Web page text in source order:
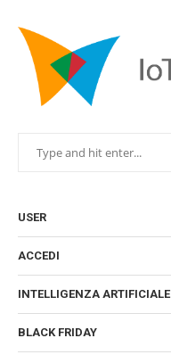
USER
ACCEDI
INTELLIGENZA ARTIFICIALE
BLACK FRIDAY